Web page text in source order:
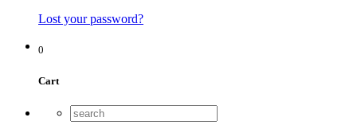
Lost your password?
0
Cart